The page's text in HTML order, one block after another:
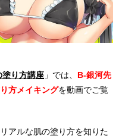
塗り方講座 」では、 B-銀河先
方メイキングを動画でご覧
アルな肌の塗り方を知りた